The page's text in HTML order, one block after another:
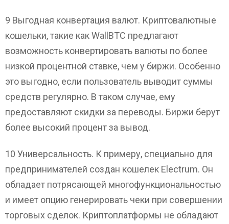
9 Выгодная конвертация валют. Криптовалютные
кошельки, такие как WallBTC предлагают
возможность конвертировать валюты по более
низкой процентной ставке, чем у биржи. Особенно
это выгодно, если пользователь выводит суммы
средств регулярно. В таком случае, ему
предоставляют скидки за переводы. Биржи берут
более высокий процент за вывод.
10 Универсальность. К примеру, специально для
предпринимателей создан кошелек Electrum. Он
обладает потрясающей многофункциональностью
и имеет опцию генерировать чеки при совершении
торговых сделок. Криптоплатформы не обладают